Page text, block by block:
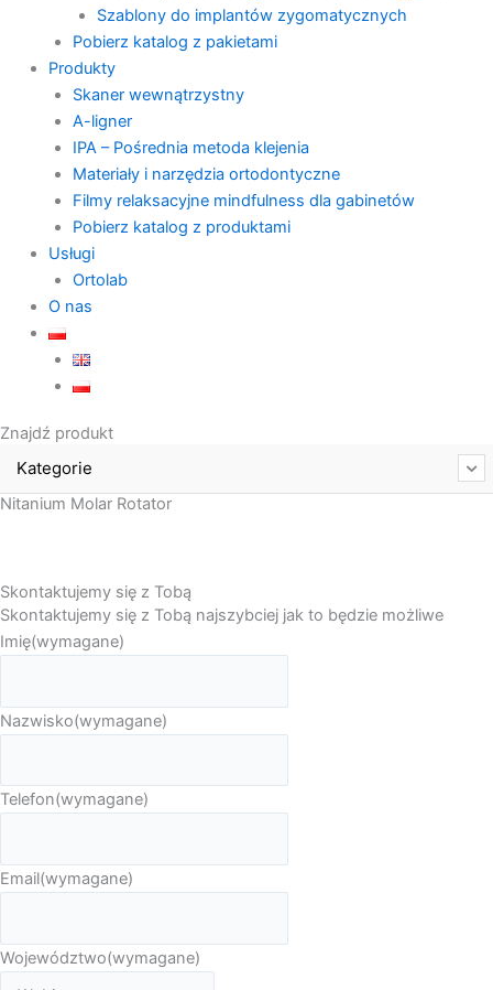
Szablony do implantów zygomatycznych
Pobierz katalog z pakietami
Produkty
Skaner wewnątrzystny
A-ligner
IPA – Pośrednia metoda klejenia
Materiały i narzędzia ortodontyczne
Filmy relaksacyjne mindfulness dla gabinetów
Pobierz katalog z produktami
Usługi
Ortolab
O nas
Znajdź produkt
Kategorie
Nitanium Molar Rotator
Skontaktujemy się z Tobą
Skontaktujemy się z Tobą najszybciej jak to będzie możliwe
Imię(wymagane)
Nazwisko(wymagane)
Telefon(wymagane)
Email(wymagane)
Województwo(wymagane)